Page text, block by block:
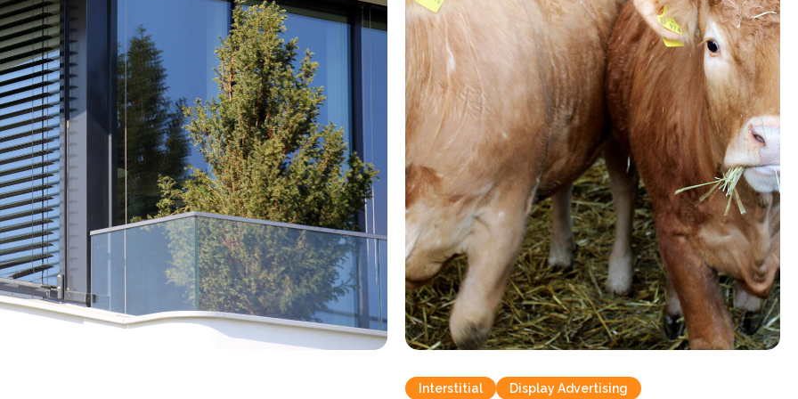
Interstitial Display Advertising